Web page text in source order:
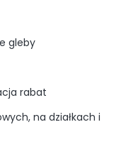
gleby
rabat
na działkach i